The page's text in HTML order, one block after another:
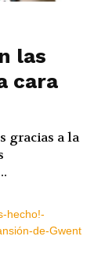
las
cara
gracias a la